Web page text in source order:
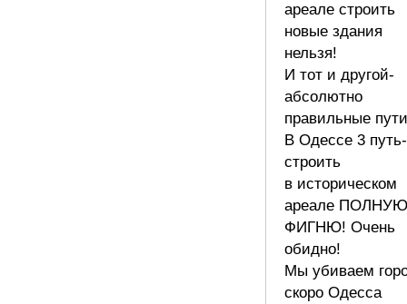
ареале строить
новые здания
нельзя!
И тот и другой-
абсолютно
правильные
В Одессе 3 путь-
строить
в историческом
ареале ПОЛНУЮ
ФИГНЮ! Очень
обидно!
Мы убиваем
скоро Одесса